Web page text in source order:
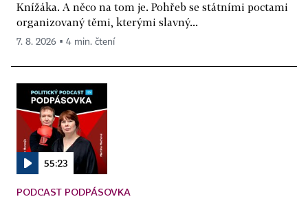
Knížáka. A něco na tom je. Pohřeb se státními poctami
organizovaný těmi, kterými slavný...
7. 8. 2026 ▪ 4 min. čtení
55:23
PODCAST PODPÁSOVKA